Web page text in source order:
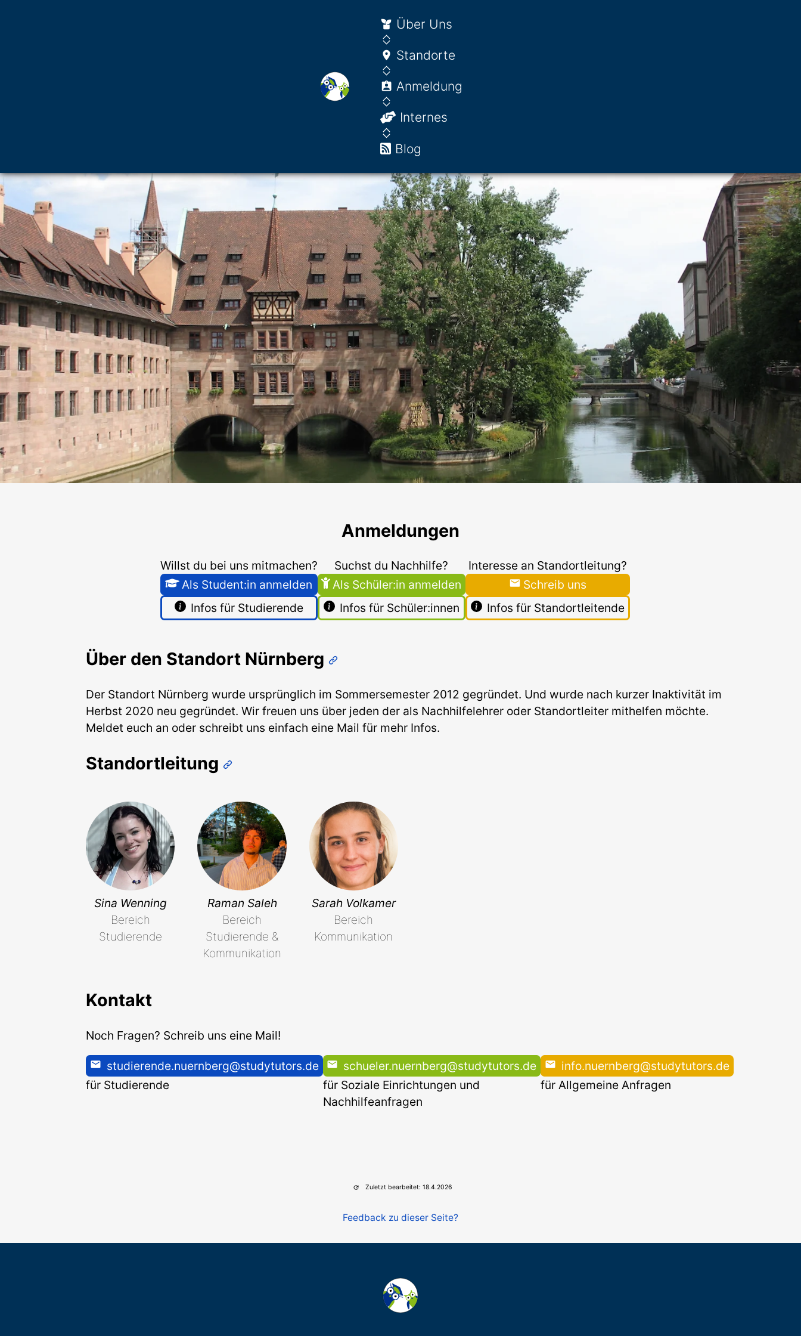
Über Uns
Standorte
Anmeldung
Internes
Blog
Nürnberg
Anmeldungen
Willst du bei uns mitmachen?
Als Student:in anmelden
Infos für Studierende
Suchst du Nachhilfe?
Als Schüler:in anmelden
Infos für Schüler:innen
Interesse an Standortleitung?
Schreib uns
Infos für Standortleitende
Über den Standort Nürnberg
Der Standort Nürnberg wurde ursprünglich im Sommersemester 2012 gegründet. Und wurde nach kurzer Inaktivität im
Herbst 2020 neu gegründet. Wir freuen uns über jeden der als Nachhilfelehrer oder Standortleiter mithelfen möchte.
Meldet euch an oder schreibt uns einfach eine Mail für mehr Infos.
Standortleitung
Sina Wenning
Bereich
Studierende
Raman Saleh
Bereich
Studierende &
Kommunikation
Sarah Volkamer
Bereich
Kommunikation
Kontakt
Noch Fragen? Schreib uns eine Mail!
studierende.nuernberg@studytutors.de
für Studierende
schueler.nuernberg@studytutors.de
für Soziale Einrichtungen und
Nachhilfeanfragen
info.nuernberg@studytutors.de
für Allgemeine Anfragen
Zuletzt bearbeitet: 18.4.2026
Feedback zu dieser Seite?